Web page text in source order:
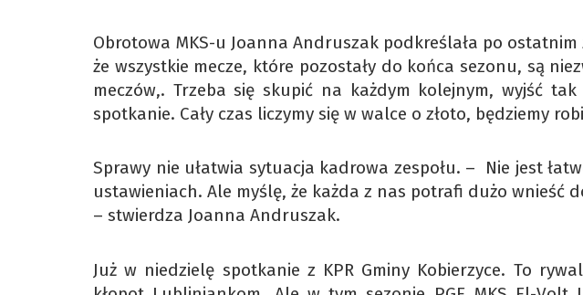
Obrotowa MKS-u Joanna Andruszak podkreślała po
że wszystkie mecze, które pozostały do końca sezonu, są
meczów,. Trzeba się skupić na każdym kolejnym, wyjść
spotkanie. Cały czas liczymy się w walce o złoto, będziemy
Sprawy nie ułatwia sytuacja kadrowa zespołu. – Nie jest
ustawieniach. Ale myślę, że każda z nas potrafi dużo wnieść
– stwierdza Joanna Andruszak.
Już w niedzielę spotkanie z KPR Gminy Kobierzyce. To